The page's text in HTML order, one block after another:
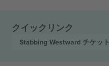
クイックリンク
Stabbing Westward チケット